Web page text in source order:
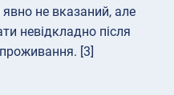
не вказаний, але
невідкладно після
[3]